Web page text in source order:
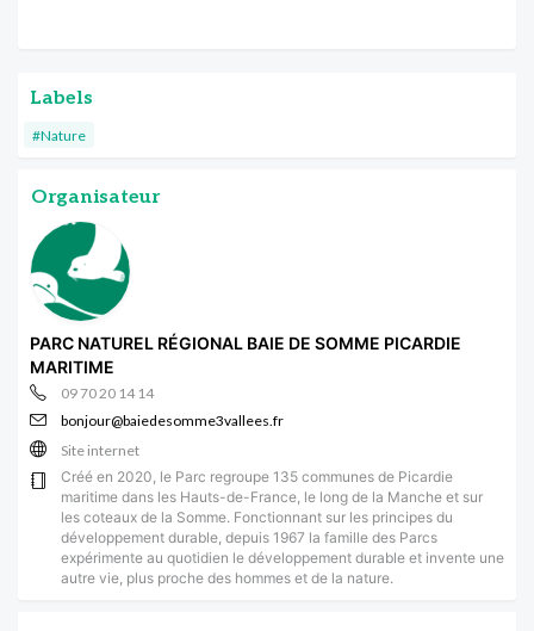
Labels
#Nature
Organisateur
PARC NATUREL RÉGIONAL BAIE DE SOMME PICARDIE
MARITIME
09 70 20 14 14
bonjour@baiedesomme3vallees.fr
Site internet
Créé en 2020, le Parc regroupe 135 communes de Picardie
maritime dans les Hauts-de-France, le long de la Manche et sur
les coteaux de la Somme. Fonctionnant sur les principes du
développement durable, depuis 1967 la famille des Parcs
expérimente au quotidien le développement durable et invente une
autre vie, plus proche des hommes et de la nature.